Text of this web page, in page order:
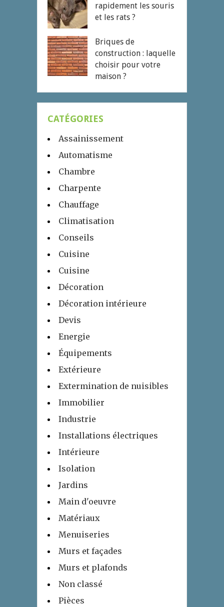
rapidement les souris
et les rats ?
Briques de
construction : laquelle
choisir pour votre
maison ?
CATÉGORIES
Assainissement
Automatisme
Chambre
Charpente
Chauffage
Climatisation
Conseils
Cuisine
Cuisine
Décoration
Décoration intérieure
Devis
Energie
Équipements
Extérieure
Extermination de nuisibles
Immobilier
Industrie
Installations électriques
Intérieure
Isolation
Jardins
Main d'oeuvre
Matériaux
Menuiseries
Murs et façades
Murs et plafonds
Non classé
Pièces